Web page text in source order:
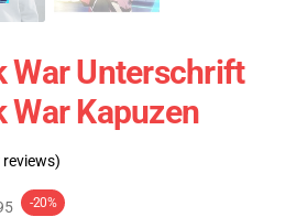
War Unterschrift
Kapuzen
-20%